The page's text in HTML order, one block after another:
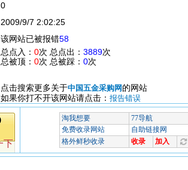
0
2009/9/7 2:02:25
该网站已被报错58
总点入： 0次 总点出： 3889次
总被顶： 0次 总被踩： 0次
点击搜索更多关于中国五金采购网 的网站
如果你打不开该网站请点击： 报告错误